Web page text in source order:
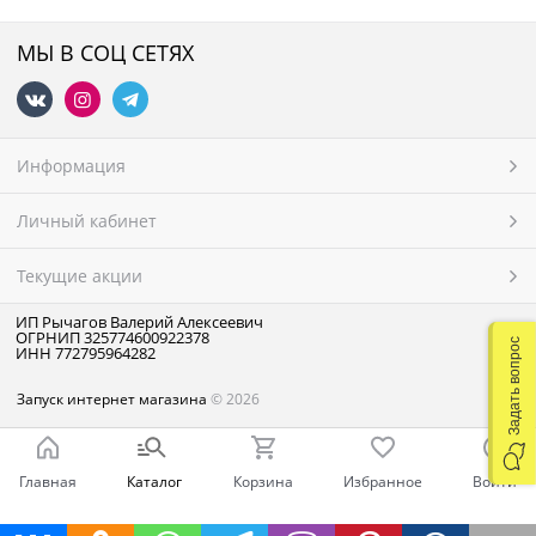
МЫ В СОЦ СЕТЯХ
Информация
Личный кабинет
Текущие акции
ИП Рычагов Валерий Алексеевич
ОГРНИП 325774600922378
ИНН 772795964282
Запуск интернет магазина © 2026
Главная Каталог Корзина Избранное Войти
Задать вопрос